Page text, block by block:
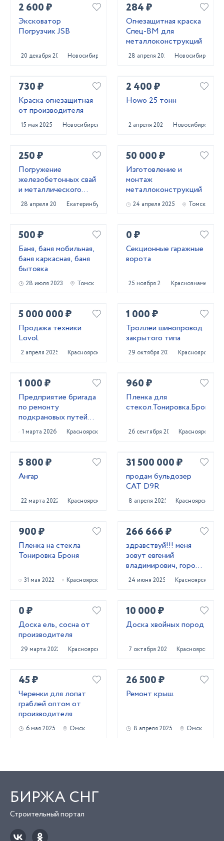
2 600 ₽
Эксковатор
Погрузчик JSB
20 декабря 2023 Новосибирск
284 ₽
Огнезащитная краска
Спец-ВМ для
металлоконструкций
28 апреля 2025 Новосибирск
730 ₽
Краска огнезащитная
от производителя
15 мая 2025 Новосибирск
2 400 ₽
Howo 25 тонн
2 апреля 2024 Новосибирск
250 ₽
Погружение
железобетонных свай
и металлического
шпунта аренда
сваебоя
28 апреля 2022 Екатеринбург
50 000 ₽
Изготовление и
монтаж
металлоконструкций
24 апреля 2025 Томск
500 ₽
Баня, баня мобильная,
баня каркасная, баня
бытовка
28 июля 2023 Томск
0 ₽
Секционные гаражные
ворота
25 ноября 2020 Краснознаменск
5 000 000 ₽
Продажа техники
Lovol.
2 апреля 2025 Красноярск
1 000 ₽
Троллеи шинопровод
закрытого типа
29 октября 2023 Красноярск
1 000 ₽
Предприятие бригада
по ремонту
подкрановых путей
мостовых кранов
1 марта 2026 Красноярск
960 ₽
Пленка для
стекол.Тонировка.Броня.
26 сентября 2022 Красноярск
5 800 ₽
Ангар
22 марта 2022 Красноярск
31 500 000 ₽
продам бульдозер
CAT D9R
8 апреля 2025 Красноярск
900 ₽
Пленка на стекла
Тонировка Броня
31 мая 2022 Красноярск
266 666 ₽
здравствуй!!! меня
зовут евгений
владимирович, город
проживания
красноярск.
24 июня 2025 Красноярск
0 ₽
Доска ель, сосна от
производителя
29 марта 2022 Красноярск
10 000 ₽
Доска хвойных пород
7 октября 2022 Красноярск
45 ₽
Черенки для лопат
граблей оптом от
производителя
6 мая 2025 Омск
26 500 ₽
Ремонт крыш.
8 апреля 2025 Омск
БИРЖА СНГ
Строительный портал